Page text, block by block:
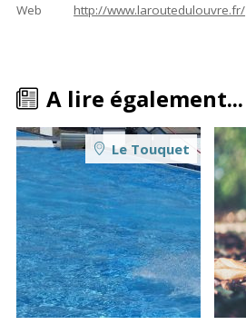
Web http://www.laroutedulouvre.fr/
A lire également...
Le Touquet